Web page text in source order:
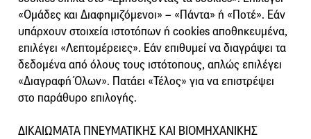
«Ομάδες και Διαφημιζόμενοι» – «Πάντα» ή «Ποτέ». Εάν
υπάρχουν στοιχεία ιστοτόπων ή cookies αποθηκευμένα,
επιλέγει «Λεπτομέρειες». Εάν επιθυμεί να διαγράψει τα
δεδομένα από όλους τους ιστότοπους, απλώς επιλέγει
«Διαγραφή Όλων». Πατάει «Τέλος» για να επιστρέψει
στο παράθυρο επιλογής.
ΔΙΚΑΙΩΜΑΤΑ ΠΝΕΥΜΑΤΙΚΗΣ ΚΑΙ ΒΙΟΜΗΧΑΝΙΚΗΣ